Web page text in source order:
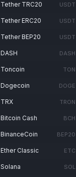
Tether TRC20 USDT
Tether ERC20 USDT
Tether BEP20 USDT
DASH DASH
Toncoin TON
Dogecoin DOGE
TRX TRON
Bitcoin Cash BCH
BinanceCoin BEP20
Ether Classic ETC
Solana SOL